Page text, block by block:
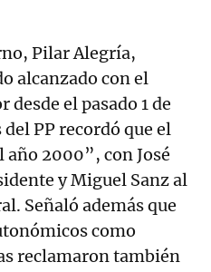
Pilar Alegría,
alcanzado con el
el pasado 1 de
PP recordó que el
2000”, con José
y Miguel Sanz al
Señaló además que
como
reclamaron también